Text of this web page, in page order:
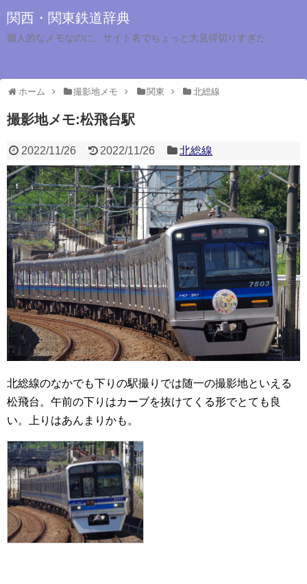
関西・関東鉄道辞典
個人的なメモなのに、サイト名でちょっと大見得切りすぎた
ホーム 撮影地メモ 関東 北総線
撮影地メモ:松飛台駅
2022/11/26 2022/11/26 北総線
北総線のなかでも下りの駅撮りでは随一の撮影地といえる
松飛台。午前の下りはカーブを抜けてくる形でとても良
い。上りはあんまりかも。